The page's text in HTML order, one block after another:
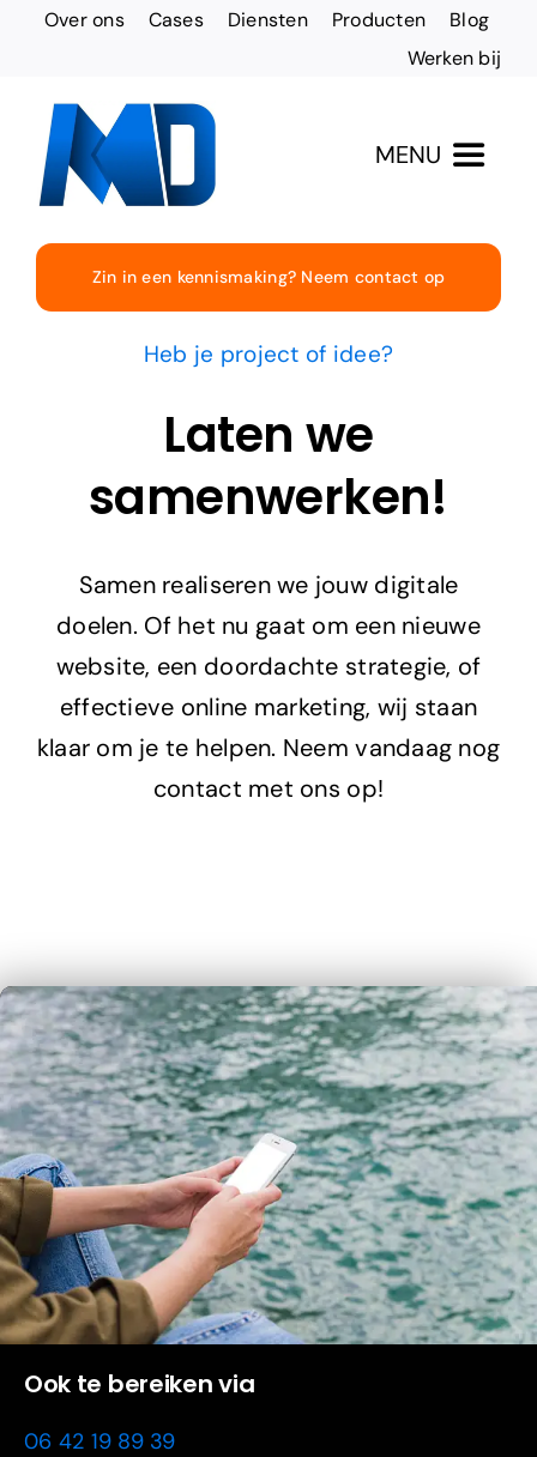
Over ons Cases Diensten Producten
Blog
Werken bij
MENU
Totaaloplossingen
Social Media
Branding
Zin in een kennismaking? Neem contact op
Heb je project of idee?
Laten we
samenwerken!
Samen realiseren we jouw digitale
doelen. Of het nu gaat om een nieuwe
website, een doordachte strategie, of
effectieve online marketing, wij staan
klaar om je te helpen. Neem vandaag nog
contact met ons op!
Ook te bereiken via
06 42 19 89 39